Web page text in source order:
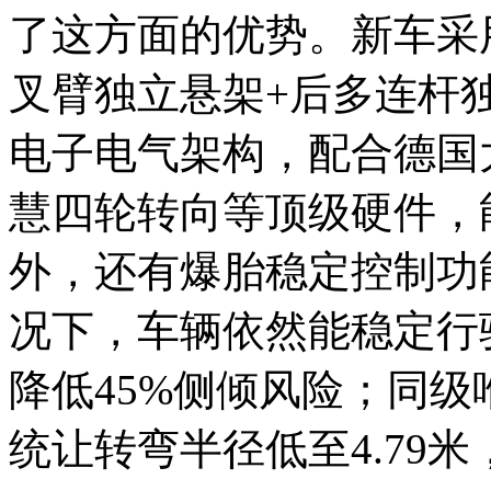
了这方面的优势。新车
叉臂独立悬架+后多连杆
电子电气架构， 配合德国
慧四轮转向等顶级硬件
外，还有爆胎稳定控制
况下，车辆依然能稳定
降低45%侧倾风险；同
统让转弯半径低至4.79